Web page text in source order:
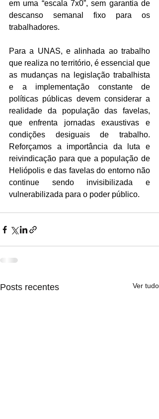
em uma “escala 7x0”, sem garantia de
descanso semanal fixo para os
trabalhadores.
Para a UNAS, e alinhada ao trabalho
que realiza no território, é essencial que
as mudanças na legislação trabalhista
e a implementação constante de
políticas públicas devem considerar a
realidade da população das favelas,
que enfrenta jornadas exaustivas e
condições desiguais de trabalho.
Reforçamos a importância da luta e
reivindicação para que a população de
Heliópolis e das favelas do entorno não
continue sendo invisibilizada e
vulnerabilizada para o poder público.
Posts recentes Ver tudo